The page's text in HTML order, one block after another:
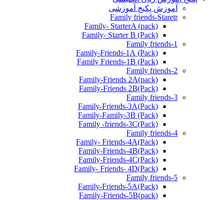
آموزش پکیج آموزشی
Family friends-Staretr
Family- StarterA (pack)
Family- Starter B (Pack)
Family friends-1
(Pack) Family-Friends-1A
(Pack) Family Friends-1B
Family friends-2
Family-Friends 2A(pack)
Family-Friends 2B(Pack)
Family friends-3
(Pack)Family-Friends-3A
Family-Family-3B (Pack)
Family -friends-3C(Pack)
Family friends-4
Family- Friends-4A(Pack)
Family-Friends-4B(Pack)
Family-Friends-4C(Pack)
(Pack)Family- Friends- 4D
Family friends-5
Family-Friends-5A(Pack)
(pack)Family-Friends-5B